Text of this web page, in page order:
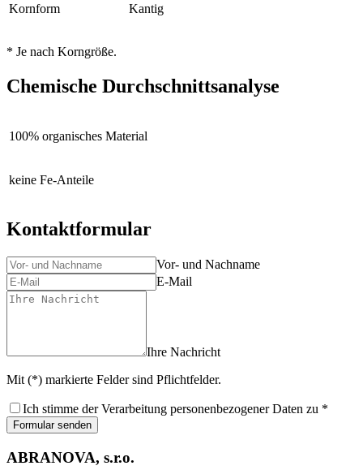
Kornform Kantig
* Je nach Korngröße.
Chemische Durchschnittsanalyse
100% organisches Material
keine Fe-Anteile
Kontaktformular
Vor- und Nachname
E-Mail
Ihre Nachricht
Mit (*) markierte Felder sind Pflichtfelder.
Ich stimme der Verarbeitung personenbezogener Daten zu *
Formular senden
ABRANOVA, s.r.o.